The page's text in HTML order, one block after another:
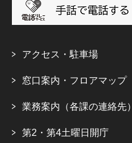
アクセス・駐車場
窓口案内・フロアマップ
業務案内（各課の連絡先）
第2・第4土曜日開庁